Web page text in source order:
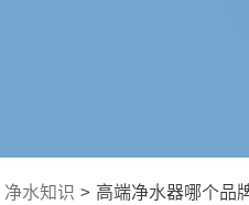
净水知识 > 高端净水器哪个品